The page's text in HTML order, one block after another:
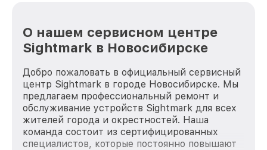
О нашем сервисном центре
Sightmark в Новосибирске
Добро пожаловать в официальный сервисный
центр Sightmark в городе Новосибирске. Мы
предлагаем профессиональный ремонт и
обслуживание устройств Sightmark для всех
жителей города и окрестностей. Наша
команда состоит из сертифицированных
специалистов, которые постоянно повышают